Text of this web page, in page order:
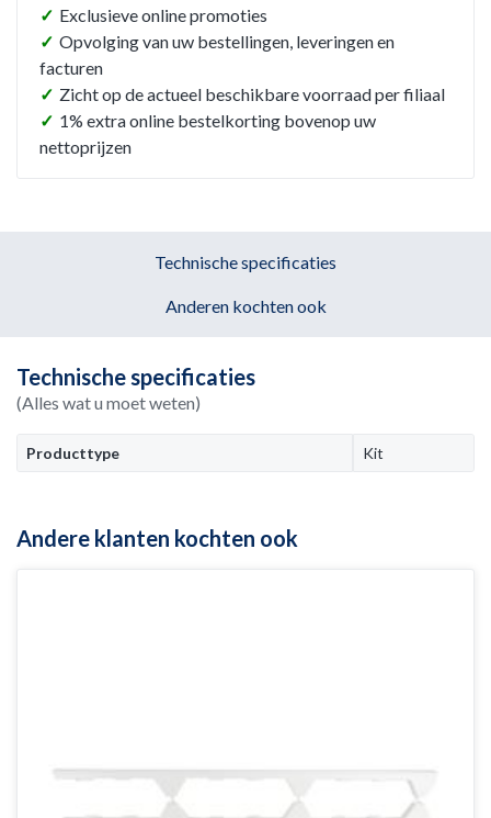
✓ Exclusieve online promoties
✓ Opvolging van uw bestellingen, leveringen en
facturen
✓ Zicht op de actueel beschikbare voorraad per filiaal
✓ 1% extra online bestelkorting bovenop uw
nettoprijzen
Technische specificaties
Anderen kochten ook
Technische specificaties
(Alles wat u moet weten)
Producttype Kit
Andere klanten kochten ook